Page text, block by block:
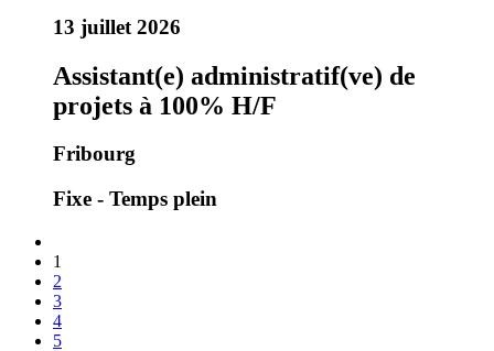
13 juillet 2026
Assistant(e) administratif(ve) de
projets à 100% H/F
Fribourg
Fixe - Temps plein
1
2
3
4
5